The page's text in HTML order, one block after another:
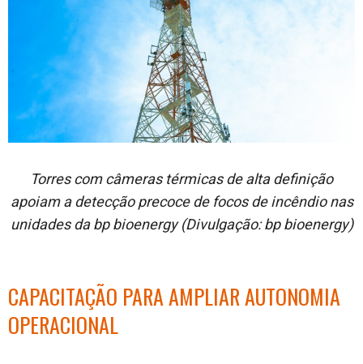
Torres com câmeras térmicas de alta definição
apoiam a detecção precoce de focos de incêndio nas
unidades da bp bioenergy (Divulgação: bp bioenergy)
CAPACITAÇÃO PARA AMPLIAR AUTONOMIA
OPERACIONAL